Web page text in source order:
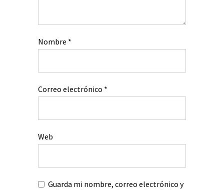
Nombre *
Correo electrónico *
Web
Guarda mi nombre, correo electrónico y